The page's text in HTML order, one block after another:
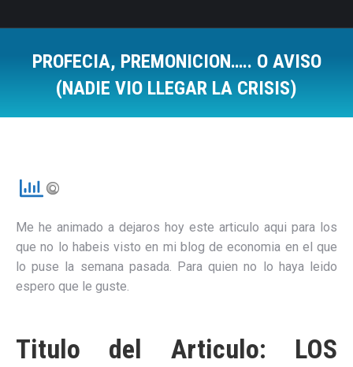
PROFECIA, PREMONICION….. O AVISO
(NADIE VIO LLEGAR LA CRISIS)
Me he animado a dejaros hoy este articulo aqui para los
que no lo habeis visto en mi blog de economia en el que
lo puse la semana pasada. Para quien no lo haya leido
espero que le guste.
Titulo del Articulo: LOS